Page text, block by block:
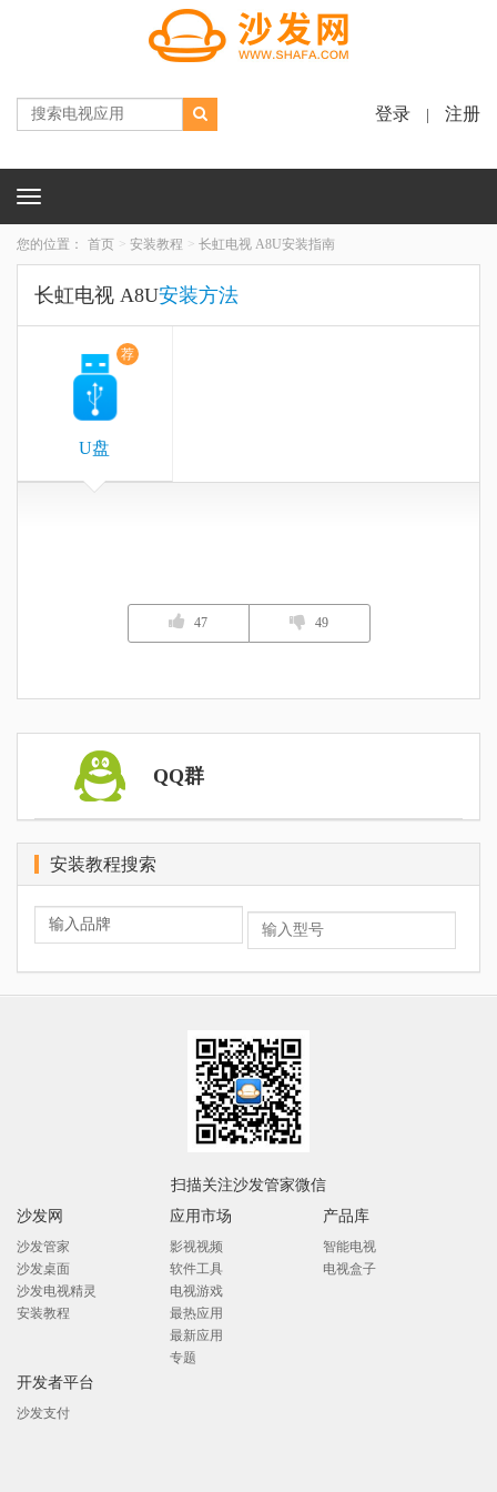
登录 注册
Toggle
您的位置： 首页 安装教程 长虹电视 A8U安装指南
长虹电视 A8U安装方法
荐
U盘
47 49
QQ群
安装教程搜索
扫描关注沙发管家微信
沙发网
沙发管家
沙发桌面
沙发电视精灵
安装教程
应用市场
影视视频
软件工具
电视游戏
最热应用
最新应用
专题
产品库
智能电视
电视盒子
开发者平台
沙发支付